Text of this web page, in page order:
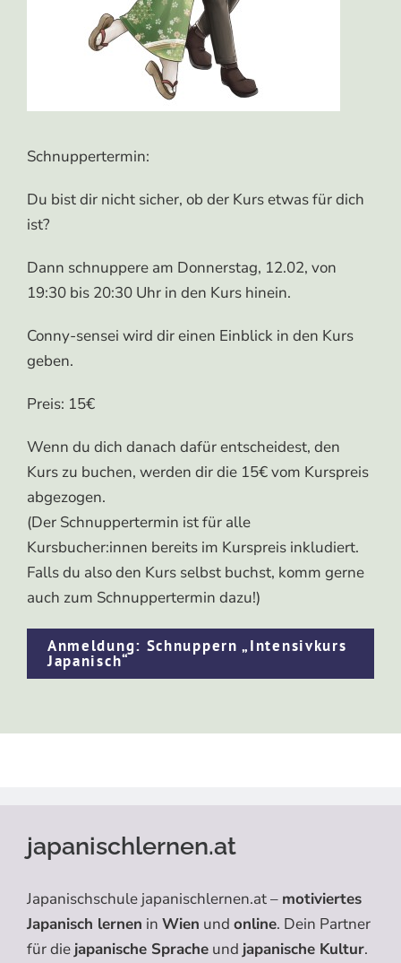
Schnuppertermin:
Du bist dir nicht sicher, ob der Kurs etwas für dich
ist?
Dann schnuppere am Donnerstag, 12.02, von
19:30 bis 20:30 Uhr in den Kurs hinein.
Conny-sensei wird dir einen Einblick in den Kurs
geben.
Preis: 15€
Wenn du dich danach dafür entscheidest, den
Kurs zu buchen, werden dir die 15€ vom Kurspreis
abgezogen.
(Der Schnuppertermin ist für alle
Kursbucher:innen bereits im Kurspreis inkludiert.
Falls du also den Kurs selbst buchst, komm gerne
auch zum Schnuppertermin dazu!)
Anmeldung: Schnuppern „Intensivkurs
Japanisch“
japanischlernen.at
Japanischschule japanischlernen.at – motiviertes
Japanisch lernen in Wien und online. Dein Partner
für die japanische Sprache und japanische Kultur.